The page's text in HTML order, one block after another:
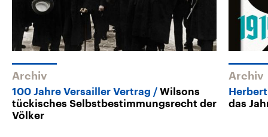
Archiv
100 Jahre Versailler Vertrag
Wilsons
tückisches Selbstbestimmungsrecht der
Völker
Archiv
das